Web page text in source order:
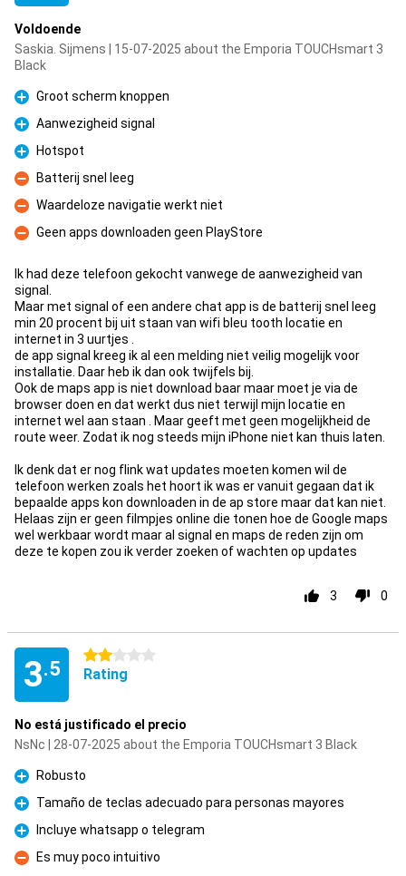
Voldoende
Saskia. Sijmens | 15-07-2025 about the Emporia TOUCHsmart 3
Black
Pro
Groot scherm knoppen
Pro
Aanwezigheid signal
Pro
Hotspot
Con
Batterij snel leeg
Con
Waardeloze navigatie werkt niet
Con
Geen apps downloaden geen PlayStore
Ik had deze telefoon gekocht vanwege de aanwezigheid van
signal.
Maar met signal of een andere chat app is de batterij snel leeg
min 20 procent bij uit staan van wifi bleu tooth locatie en
internet in 3 uurtjes .
de app signal kreeg ik al een melding niet veilig mogelijk voor
installatie. Daar heb ik dan ook twijfels bij.
Ook de maps app is niet download baar maar moet je via de
browser doen en dat werkt dus niet terwijl mijn locatie en
internet wel aan staan . Maar geeft met geen mogelijkheid de
route weer. Zodat ik nog steeds mijn iPhone niet kan thuis laten.
Ik denk dat er nog flink wat updates moeten komen wil de
telefoon werken zoals het hoort ik was er vanuit gegaan dat ik
bepaalde apps kon downloaden in de ap store maar dat kan niet.
Helaas zijn er geen filmpjes online die tonen hoe de Google maps
wel werkbaar wordt maar al signal en maps de reden zijn om
deze te kopen zou ik verder zoeken of wachten op updates
3 0
3.5
2 stars
Rating
No está justificado el precio
NsNc | 28-07-2025 about the Emporia TOUCHsmart 3 Black
Pro
Robusto
Pro
Tamaño de teclas adecuado para personas mayores
Pro
Incluye whatsapp o telegram
Con
Es muy poco intuitivo